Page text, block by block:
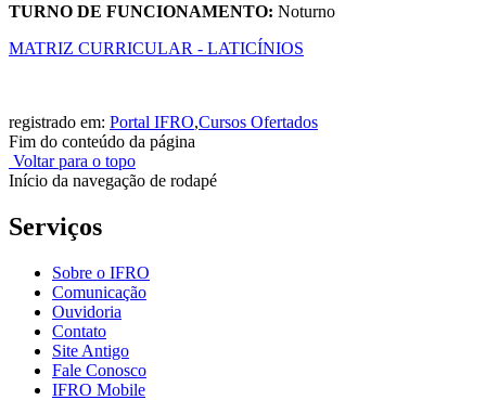
TURNO DE FUNCIONAMENTO: Noturno
MATRIZ CURRICULAR - LATICÍNIOS
registrado em: Portal IFRO,Cursos Ofertados
Fim do conteúdo da página
Voltar para o topo
Início da navegação de rodapé
Serviços
Sobre o IFRO
Comunicação
Ouvidoria
Contato
Site Antigo
Fale Conosco
IFRO Mobile